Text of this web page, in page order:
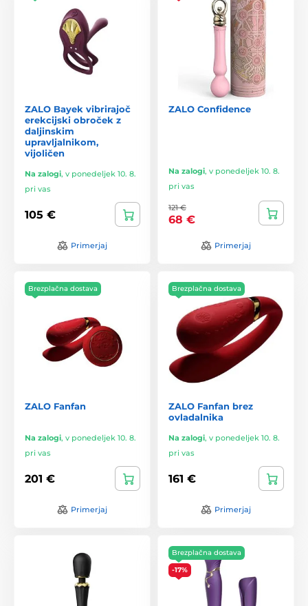
ZALO Bayek vibrirajoč
erekcijski obroček z
daljinskim
upravljalnikom,
vijoličen
Na zalogi, v ponedeljek 10. 8.
pri vas
105 €
Primerjaj
ZALO Confidence
Na zalogi, v ponedeljek 10. 8.
pri vas
121 €
68 €
Primerjaj
Brezplačna dostava
ZALO Fanfan
Na zalogi, v ponedeljek 10. 8.
pri vas
201 €
Primerjaj
Brezplačna dostava
ZALO Fanfan brez
ovladalnika
Na zalogi, v ponedeljek 10. 8.
pri vas
161 €
Primerjaj
Brezplačna dostava
-17%